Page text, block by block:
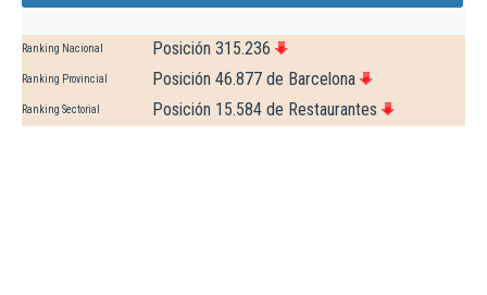
Ranking Nacional Posición 315.236
Ranking Provincial Posición 46.877 de Barcelona
Ranking Sectorial Posición 15.584 de Restaurantes